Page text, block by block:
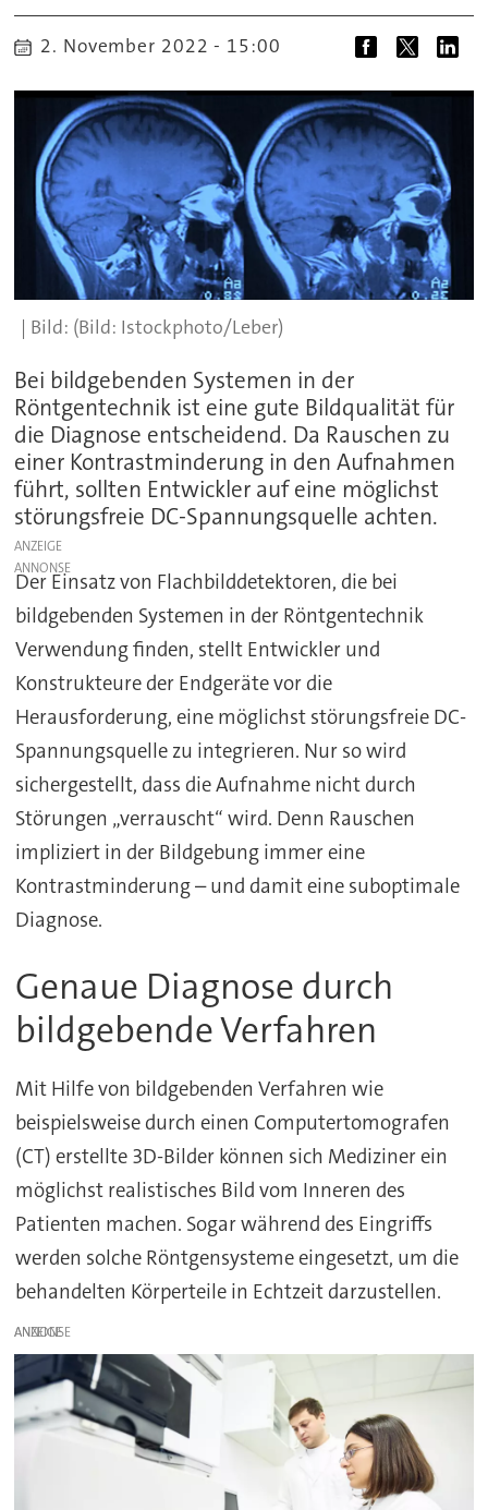
2. November 2022 - 15:00
(Bild: Istockphoto/Leber)
Bei bildgebenden Systemen in der
Röntgentechnik ist eine gute Bildqualität für
die Diagnose entscheidend. Da Rauschen zu
einer Kontrastminderung in den Aufnahmen
führt, sollten Entwickler auf eine möglichst
störungsfreie DC-Spannungsquelle achten.
ANZEIGE
Der Einsatz von Flachbilddetektoren, die bei
bildgebenden Systemen in der Röntgentechnik
Verwendung finden, stellt Entwickler und
Konstrukteure der Endgeräte vor die
Herausforderung, eine möglichst störungsfreie DC-
Spannungsquelle zu integrieren. Nur so wird
sichergestellt, dass die Aufnahme nicht durch
Störungen „verrauscht“ wird. Denn Rauschen
impliziert in der Bildgebung immer eine
Kontrastminderung – und damit eine suboptimale
Diagnose.
Genaue Diagnose durch
bildgebende Verfahren
Mit Hilfe von bildgebenden Verfahren wie
beispielsweise durch einen Computertomografen
(CT) erstellte 3D-Bilder können sich Mediziner ein
möglichst realistisches Bild vom Inneren des
Patienten machen. Sogar während des Eingriffs
werden solche Röntgensysteme eingesetzt, um die
behandelten Körperteile in Echtzeit darzustellen.
ANZEIGE